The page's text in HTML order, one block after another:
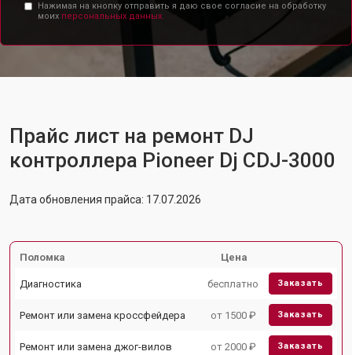
Нажимая на кнопку отправить я даю свое согласие на обработку
моих персональных данных.
Прайс лист на ремонт DJ
контроллера Pioneer Dj CDJ-3000
Дата обновления прайса: 17.07.2026
Поломка Цена
Диагностика бесплатно Заказать
Ремонт или замена кроссфейдера от 1500 ₽ Заказать
Ремонт или замена джог-вилов от 2000 ₽ Заказать